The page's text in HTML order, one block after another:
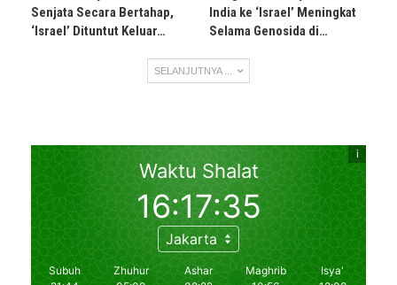
Senjata Secara Bertahap,
‘Israel’ Dituntut Keluar…
India ke ‘Israel’ Meningkat
Selama Genosida di…
SELANJUTNYA ...